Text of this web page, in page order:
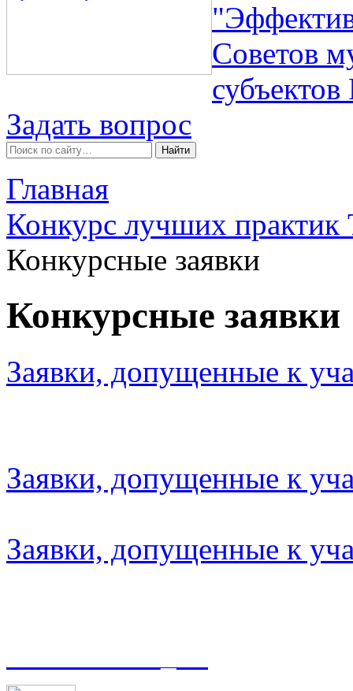
Советов
Задать вопрос
Главная
Конкурс лучших
Конкурсные заявки
Конкурсные заявки
Заявки, допущенные к
Заявки, допущенные к
Заявки, допущенные к